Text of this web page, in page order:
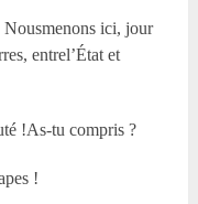
ici, jour
entrel’État et
!As-tu compris ?
!